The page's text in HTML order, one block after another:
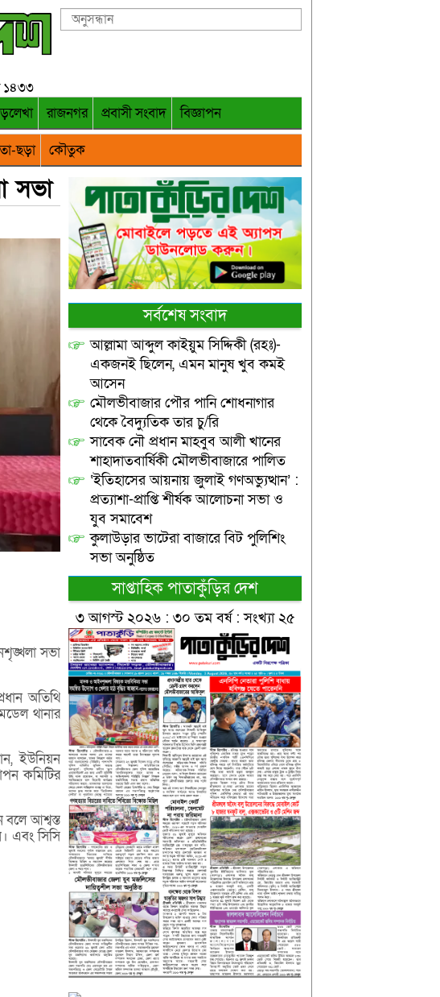
১৪৩৩
রাজনগর প্রবাসী সংবাদ
বিজ্ঞাপন
ছড়া কৌতুক
সভা
সভা
অতিথি
থানার
ইউনিয়ন
কমিটির
বলে আশ্বস্ত
এবং সিসি
সর্বশেষ সংবাদ
আল্লামা আব্দুল কাইয়ুম সিদ্দিকী (রহঃ)-
একজনই ছিলেন, এমন মানুষ খুব কমই
আসেন
মৌলভীবাজার পৌর পানি শোধনাগার
থেকে বৈদ্যুতিক তার চু/রি
সাবেক নৌ প্রধান মাহবুব আলী খানের
শাহাদাতবার্ষিকী মৌলভীবাজারে পালিত
‘ইতিহাসের আয়নায় জুলাই গণঅভ্যুত্থান’ :
প্রত্যাশা-প্রাপ্তি শীর্ষক আলোচনা সভা ও
যুব সমাবেশ
কুলাউড়ার ভাটেরা বাজারে বিট পুলিশিং
সভা অনুষ্ঠিত
সাপ্তাহিক পাতাকুঁড়ির দেশ
৩ আগস্ট ২০২৬ : ৩০ তম বর্ষ : সংখ্যা ২৫